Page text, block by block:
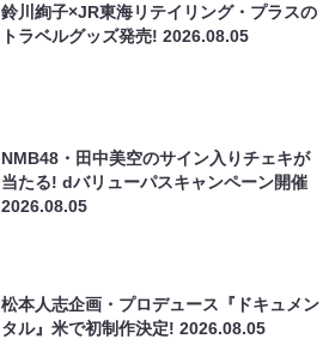
鈴川絢子×JR東海リテイリング・プラスの
トラベルグッズ発売!2026.08.05
NMB48・田中美空のサイン入りチェキが
当たる! dバリューパスキャンペーン開催
2026.08.05
松本人志企画・プロデュース『ドキュメン
タル』米で初制作決定!2026.08.05